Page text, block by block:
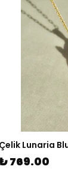
Çelik Lunaria
769.00